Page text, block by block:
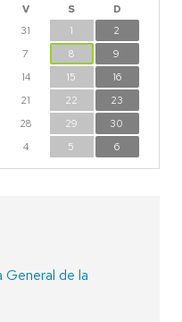
V S
D
31 1
2
7 8
9
14 15
16
21 22
23
28 29
30
4 5 6
General de la